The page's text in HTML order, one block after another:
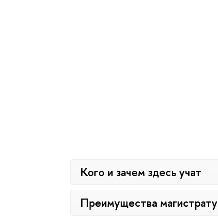
Кого и зачем здесь учат
Преимущества